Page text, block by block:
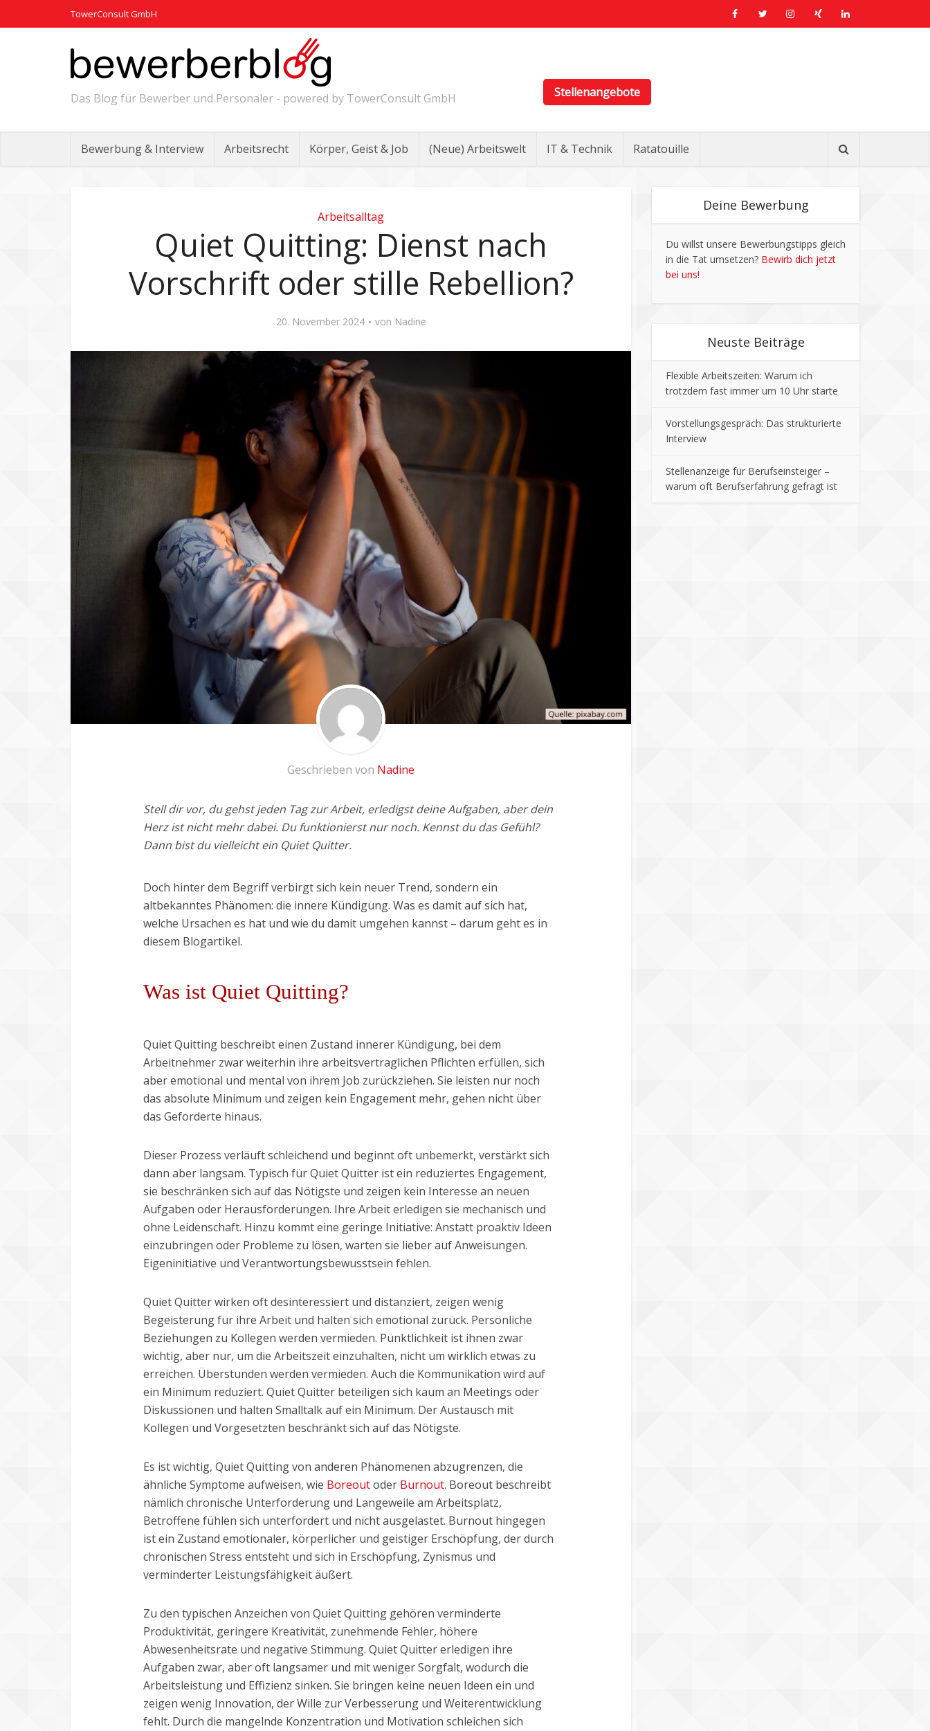
TowerConsult GmbH
Das Blog für Bewerber und Personaler - powered by TowerConsult GmbH
Bewerbung & Interview Arbeitsrecht Körper, Geist & Job (Neue) Arbeitswelt IT & Technik Ratatouille
Stellenangebote
Arbeitsalltag
Quiet Quitting: Dienst nach
Vorschrift oder stille Rebellion?
20. November 2024 von Nadine
Geschrieben von Nadine
Stell dir vor, du gehst jeden Tag zur Arbeit, erledigst deine Aufgaben, aber dein
Herz ist nicht mehr dabei. Du funktionierst nur noch. Kennst du das Gefühl?
Dann bist du vielleicht ein Quiet Quitter.
Doch hinter dem Begriff verbirgt sich kein neuer Trend, sondern ein
altbekanntes Phänomen: die innere Kündigung. Was es damit auf sich hat,
welche Ursachen es hat und wie du damit umgehen kannst – darum geht es in
diesem Blogartikel.
Was ist Quiet Quitting?
Quiet Quitting beschreibt einen Zustand innerer Kündigung, bei dem
Arbeitnehmer zwar weiterhin ihre arbeitsvertraglichen Pflichten erfüllen, sich
aber emotional und mental von ihrem Job zurückziehen. Sie leisten nur noch
das absolute Minimum und zeigen kein Engagement mehr, gehen nicht über
das Geforderte hinaus.
Dieser Prozess verläuft schleichend und beginnt oft unbemerkt, verstärkt sich
dann aber langsam. Typisch für Quiet Quitter ist ein reduziertes Engagement,
sie beschränken sich auf das Nötigste und zeigen kein Interesse an neuen
Aufgaben oder Herausforderungen. Ihre Arbeit erledigen sie mechanisch und
ohne Leidenschaft. Hinzu kommt eine geringe Initiative: Anstatt proaktiv Ideen
einzubringen oder Probleme zu lösen, warten sie lieber auf Anweisungen.
Eigeninitiative und Verantwortungsbewusstsein fehlen.
Quiet Quitter wirken oft desinteressiert und distanziert, zeigen wenig
Begeisterung für ihre Arbeit und halten sich emotional zurück. Persönliche
Beziehungen zu Kollegen werden vermieden. Pünktlichkeit ist ihnen zwar
wichtig, aber nur, um die Arbeitszeit einzuhalten, nicht um wirklich etwas zu
erreichen. Überstunden werden vermieden. Auch die Kommunikation wird auf
ein Minimum reduziert. Quiet Quitter beteiligen sich kaum an Meetings oder
Diskussionen und halten Smalltalk auf ein Minimum. Der Austausch mit
Kollegen und Vorgesetzten beschränkt sich auf das Nötigste.
Es ist wichtig, Quiet Quitting von anderen Phänomenen abzugrenzen, die
ähnliche Symptome aufweisen, wie Boreoutoder Burnout. Boreout beschreibt
nämlich chronische Unterforderung und Langeweile am Arbeitsplatz,
Betroffene fühlen sich unterfordert und nicht ausgelastet. Burnout hingegen
ist ein Zustand emotionaler, körperlicher und geistiger Erschöpfung, der durch
chronischen Stress entsteht und sich in Erschöpfung, Zynismus und
verminderter Leistungsfähigkeit äußert.
Zu den typischen Anzeichen von Quiet Quitting gehören verminderte
Produktivität, geringere Kreativität, zunehmende Fehler, höhere
Abwesenheitsrate und negative Stimmung. Quiet Quitter erledigen ihre
Aufgaben zwar, aber oft langsamer und mit weniger Sorgfalt, wodurch die
Arbeitsleistung und Effizienz sinken. Sie bringen keine neuen Ideen ein und
zeigen wenig Innovation, der Wille zur Verbesserung und Weiterentwicklung
fehlt. Durch die mangelnde Konzentration und Motivation schleichen sich
Deine Bewerbung
Du willst unsere Bewerbungstipps gleich
in die Tat umsetzen? Bewirb dich jetzt
bei uns!
Neuste Beiträge
Flexible Arbeitszeiten: Warum ich
trotzdem fast immer um 10 Uhr starte
Vorstellungsgespräch: Das strukturierte
Interview
Stellenanzeige für Berufseinsteiger –
warum oft Berufserfahrung gefragt ist